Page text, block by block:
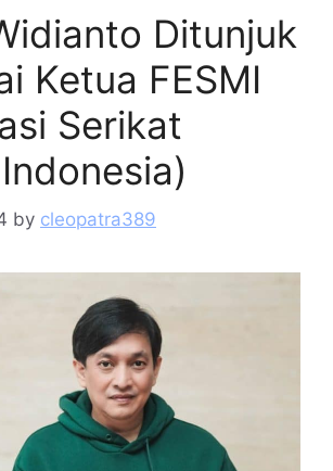
Ditunjuk
Ketua FESMI
Serikat
by cleopatra389